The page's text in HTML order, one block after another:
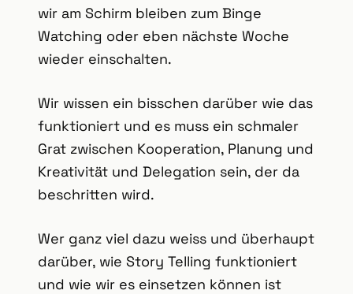
wir am Schirm bleiben zum Binge
Watching oder eben nächste Woche
wieder einschalten.
Wir wissen ein bisschen darüber wie das
funktioniert und es muss ein schmaler
Grat zwischen Kooperation, Planung und
Kreativität und Delegation sein, der da
beschritten wird.
Wer ganz viel dazu weiss und überhaupt
darüber, wie Story Telling funktioniert
und wie wir es einsetzen können ist